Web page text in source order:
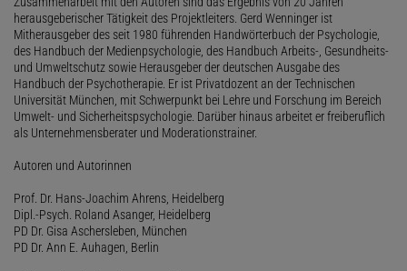
herausgeberischer Tätigkeit des Projektleiters. Gerd Wenninger ist
Mitherausgeber des seit 1980 führenden Handwörterbuch der Psychologie,
des Handbuch der Medienpsychologie, des Handbuch Arbeits-, Gesundheits-
und Umweltschutz sowie Herausgeber der deutschen Ausgabe des
Handbuch der Psychotherapie. Er ist Privatdozent an der Technischen
Universität München, mit Schwerpunkt bei Lehre und Forschung im Bereich
Umwelt- und Sicherheitspsychologie. Darüber hinaus arbeitet er freiberuflich
als Unternehmensberater und Moderationstrainer.
Autoren und Autorinnen
Prof. Dr. Hans-Joachim Ahrens, Heidelberg
Dipl.-Psych. Roland Asanger, Heidelberg
PD Dr. Gisa Aschersleben, München
PD Dr. Ann E. Auhagen, Berlin